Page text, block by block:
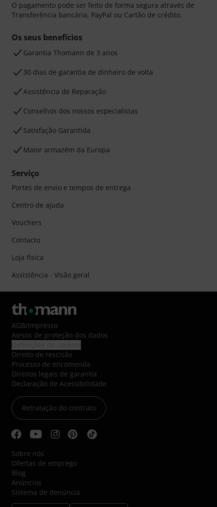
O pagamento pode ser feito de forma segura através de
Transferência bancária, PayPal ou Cartão de crédito.
Os seus benefícios
Garantia Thomann de 3 anos
30 dias de garantia de dinheiro de volta
Assistência de Reparação
Conselhos dos nossos especialistas
Satisfação Garantida
Maior armazém da Europa
Serviço
Portes de envio e tempos de entrega
Centro de ajuda
Vouchers
Contacto
Loja física
Assistência - Visão geral
AGB/Impresso
Avisos de proteção dos dados
Direito de rescisão
Processo de encomenda
Direitos legais de garantia
Declaração de Acessibilidade
Retratação do contrato
Sobre nós
Ofertas de emprego
Blog
Anúncios
Sistema de denúncia